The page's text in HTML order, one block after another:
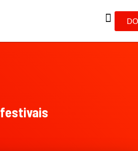
festivais